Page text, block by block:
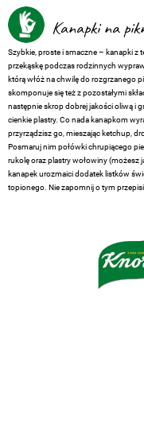
Kanapki na
Szybkie, proste i smaczne – kanapki
przekąskę podczas rodzinnych
którą włóż na chwilę do rozgrzanego
skomponuje się też z pozostałymi
następnie skrop dobrej jakości oliwą i
cienkie plastry. Co nada kanapkom
przyrządzisz go, mieszając ketchup,
Posmaruj nim połówki chrupiącego
rukolę oraz plastry wołowiny (możesz
kanapek urozmaici dodatek listków
topionego. Nie zapomnij o tym